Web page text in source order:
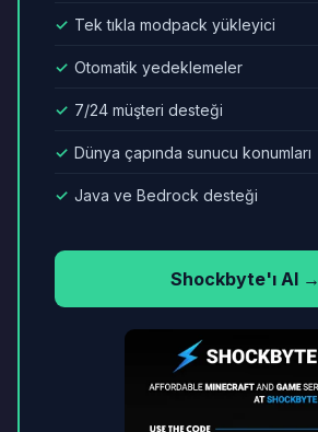
✓ Tek tıkla modpack yükleyici
✓ Otomatik yedeklemeler
✓ 7/24 müşteri desteği
✓ Dünya çapında sunucu konumları
✓ Java ve Bedrock desteği
Shockbyte'ı Al →